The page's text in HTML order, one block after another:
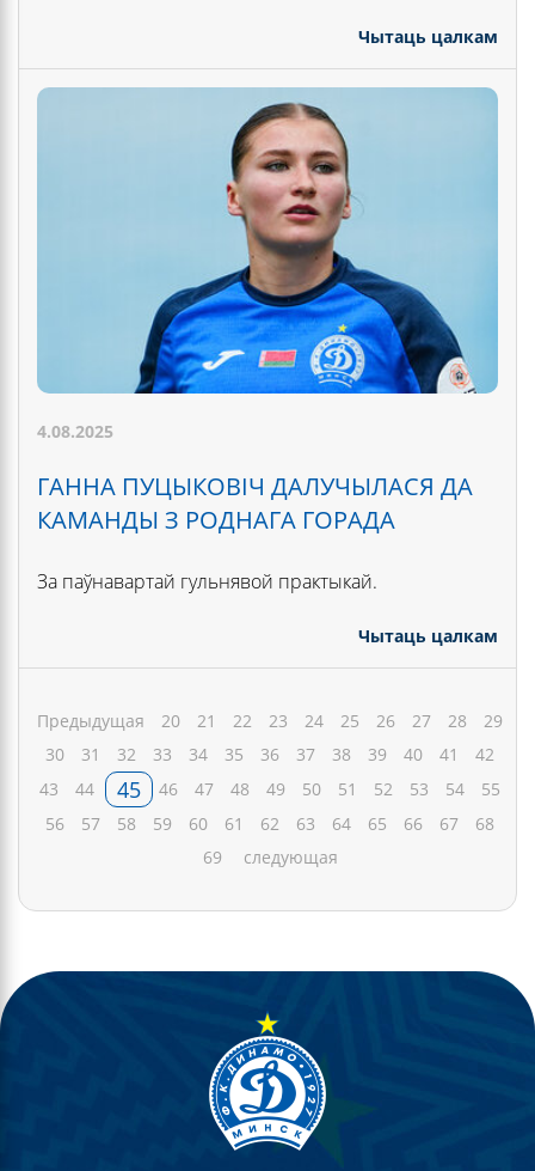
Чытаць цалкам
4.08.2025
ГАННА ПУЦЫКОВІЧ ДАЛУЧЫЛАСЯ ДА
КАМАНДЫ З РОДНАГА ГОРАДА
За паўнавартай гульнявой практыкай.
Чытаць цалкам
Предыдущая 20 21 22 23 24 25 26 27 28
29
30
31 32 33 34 35 36 37 38 39 40 41
42
43
44 45 46 47 48 49 50 51 52 53 54
55
56
57 58 59 60 61 62 63 64 65 66 67
68
69
следующая